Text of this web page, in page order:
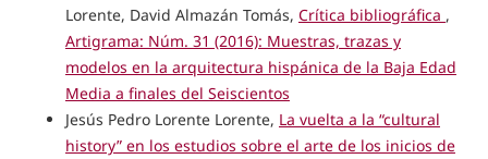
Lorente, David Almazán Tomás, Crítica bibliográfica ,
Artigrama: Núm. 31 (2016): Muestras, trazas y
modelos en la arquitectura hispánica de la Baja Edad
Media a finales del Seiscientos
Jesús Pedro Lorente Lorente, La vuelta a la “cultural
history” en los estudios sobre el arte de los inicios de